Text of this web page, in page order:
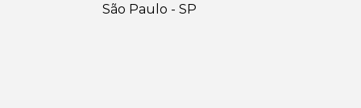
São Paulo - SP